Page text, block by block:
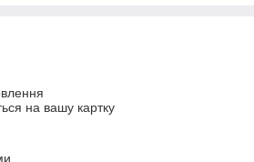
на вашу картку